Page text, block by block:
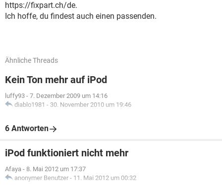
https://fixpart.ch/de.
Ich hoffe, du findest auch einen passenden.
Ähnliche Threads
Kein Ton mehr auf iPod
luffy93 - 7. Dezember 2009 um 14:16
diablo1981 - 30. November 2010 um 19:46
6 Antworten
iPod funktioniert nicht mehr
Afaya - 8. Mai 2012 um 17:37
anonymer Benutzer - 11. Mai 2012 um 00:32